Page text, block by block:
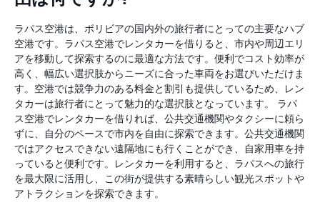
ラパス空港は、ボリビアの国内外の旅行者にとっての主要なハブ
空港です。ラパス空港でレンタカーを借りると、市内や周辺エリ
アを移動して探索するのに最適な方法です。便利でコスト効率が
高く、幅広い選択肢からニーズに合った車両をお選びいただけま
す。空港では競争力のある料金と割引も提供しているため、レン
タカーは旅行者にとって魅力的な選択肢となっています。 ラパ
ス空港でレンタカーを借りれば、公共交通機関やタクシーに頼ら
ずに、自分のペースで市内を自由に探索できます。公共交通機関
ではアクセスできない遠隔地にも行くことができ、自家用車を持
っていると便利です。レンタカーを利用すると、ラパスへの旅行
を最大限に活用し、この街が提供する素晴らしい観光スポットや
アトラクションを探索できます。